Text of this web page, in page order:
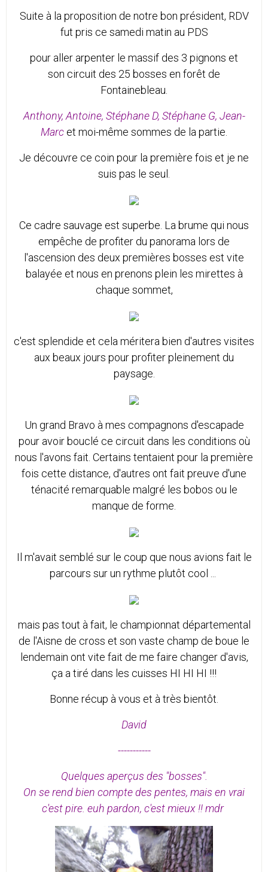
Suite à la proposition de notre bon président, RDV
fut pris ce samedi matin au PDS
pour aller arpenter le massif des 3 pignons et
son circuit des 25 bosses en forêt de
Fontainebleau.
Anthony, Antoine, Stéphane D, Stéphane G, Jean-
Marc et moi-même sommes de la partie.
Je découvre ce coin pour la première fois et je ne
suis pas le seul.
Ce cadre sauvage est superbe. La brume qui nous
empêche de profiter du panorama lors de
l'ascension des deux premières bosses est vite
balayée et nous en prenons plein les mirettes à
chaque sommet,
c'est splendide et cela méritera bien d'autres visites
aux beaux jours pour profiter pleinement du
paysage.
Un grand Bravo à mes compagnons d'escapade
pour avoir bouclé ce circuit dans les conditions où
nous l'avons fait. Certains tentaient pour la première
fois cette distance, d'autres ont fait preuve d'une
ténacité remarquable malgré les bobos ou le
manque de forme.
Il m'avait semblé sur le coup que nous avions fait le
parcours sur un rythme plutôt cool ...
mais pas tout à fait, le championnat départemental
de l'Aisne de cross et son vaste champ de boue le
lendemain ont vite fait de me faire changer d'avis,
ça a tiré dans les cuisses HI HI HI !!!
Bonne récup à vous et à très bientôt.
David
-----------
Quelques aperçus des "bosses".
On se rend bien compte des pentes, mais en vrai
c'est pire. euh pardon, c'est mieux !! mdr